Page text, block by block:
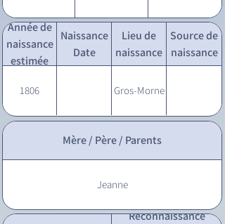
Année de
naissance
estimée
Naissance
Date
Lieu de
naissance
Source de
naissance
1806 Gros-Morne
Mère / Père / Parents
Jeanne
Reconnaissance